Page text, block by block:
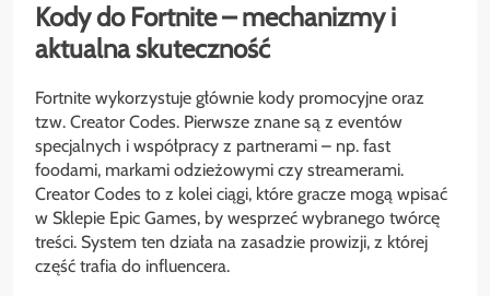
Kody do Fortnite – mechanizmy i
aktualna skuteczność
Fortnite wykorzystuje głównie kody promocyjne oraz
tzw. Creator Codes. Pierwsze znane są z eventów
specjalnych i współpracy z partnerami – np. fast
foodami, markami odzieżowymi czy streamerami.
Creator Codes to z kolei ciągi, które gracze mogą wpisać
w Sklepie Epic Games, by wesprzeć wybranego twórcę
treści. System ten działa na zasadzie prowizji, z której
część trafia do influencera.